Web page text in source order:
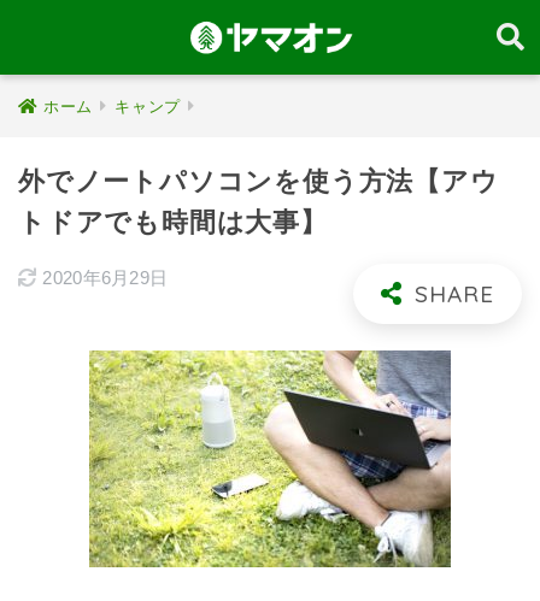
ホーム キャンプ
外でノートパソコンを使う方法【アウ
トドアでも時間は大事】
2020年6月29日